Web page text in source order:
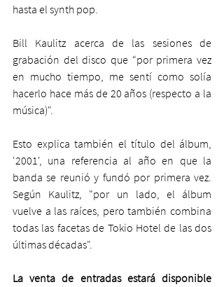
hasta el synth pop.
Bill Kaulitz acerca de las sesiones de
grabación del disco que “por primera vez
en mucho tiempo, me sentí como solía
hacerlo hace más de 20 años (respecto a la
música)".
Esto explica también el título del álbum,
'2001', una referencia al año en que la
banda se reunió y fundó por primera vez.
Según Kaulitz, "por un lado, el álbum
vuelve a las raíces, pero también combina
todas las facetas de Tokio Hotel de las dos
últimas décadas".
La venta de entradas estará disponible